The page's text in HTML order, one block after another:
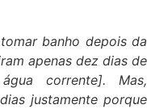
banho depois da
apenas dez dias de
corrente]. Mas,
justamente porque